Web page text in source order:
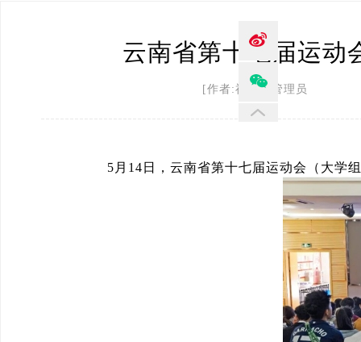
云南省第十七届运动
[作者:禄劝县管理员 发
5月14日，云南省第十七届运动会（大学